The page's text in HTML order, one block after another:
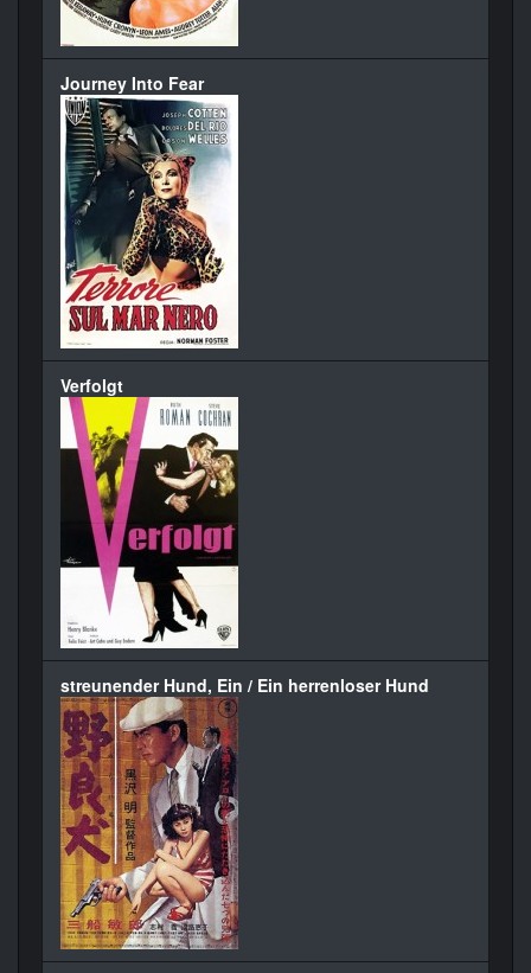
Journey Into Fear
Verfolgt
streunender Hund, Ein / Ein herrenloser Hund